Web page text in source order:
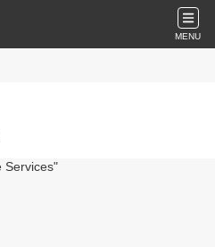
MENU